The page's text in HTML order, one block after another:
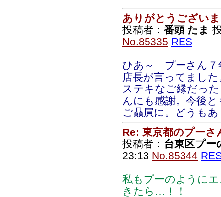
ありがとうござい
投稿者： 番頭 たま
No.85335 RES
ひあ～ プーさん７
店長が言ってまし
ステキなご縁だっ
んにも感謝。今後
ご贔屓に。どうも
Re: 東京都のプーさ
投稿者： 台東区プー
23:13 No.85344
私もプーのように
きたら…！！